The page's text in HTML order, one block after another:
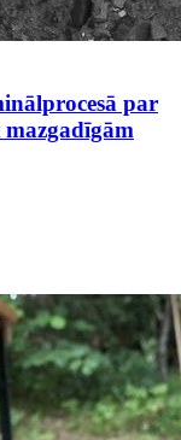
par